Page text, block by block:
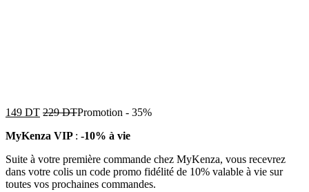
149 DT 229DTPromotion - 35%
MyKenza VIP : -10% à vie
Suite à votre première commande chez MyKenza, vous recevrez
dans votre colis un code promo fidélité de 10% valable à vie sur
toutes vos prochaines commandes.